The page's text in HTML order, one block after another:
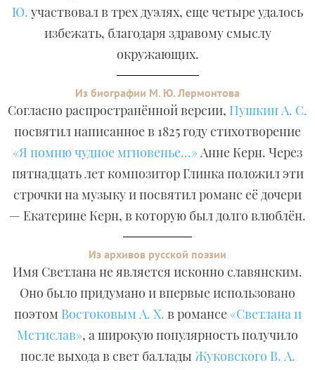
Ю. участвовал в трех дуэлях, еще четыре удалось
избежать, благодаря здравому смыслу
окружающих.
Из биографии М. Ю. Лермонтова
Согласно распространённой версии, Пушкин А. С.
посвятил написанное в 1825 году стихотворение
«Я помню чудное мгновенье...»Анне Керн. Через
пятнадцать лет композитор Глинка положил эти
строчки на музыку и посвятил романс её дочери
— Екатерине Керн, в которую был долго влюблён.
Из архивов русской поэзии
Имя Светлана не является исконно славянским.
Оно было придумано и впервые использовано
поэтом Востоковым А. Х. в романсе«Светлана и
Мстислав», а широкую популярность получило
после выхода в свет баллады Жуковского В. А.